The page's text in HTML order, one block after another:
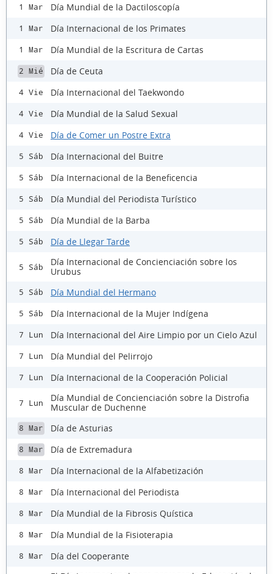
1 Mar Día Mundial de la Dactiloscopía
1 Mar Día Internacional de los Primates
1 Mar Día Mundial de la Escritura de Cartas
2 Mié Día de Ceuta
4 Vie Día Internacional del Taekwondo
4 Vie Día Mundial de la Salud Sexual
4 Vie Día de Comer un Postre Extra
5 Sáb Día Internacional del Buitre
5 Sáb Día Internacional de la Beneficencia
5 Sáb Día Mundial del Periodista Turístico
5 Sáb Día Mundial de la Barba
5 Sáb Día de Llegar Tarde
5 Sáb
Día Internacional de Concienciación sobre los
Urubus
5 Sáb Día Mundial del Hermano
5 Sáb Día Internacional de la Mujer Indígena
7 Lun Día Internacional del Aire Limpio por un Cielo Azul
7 Lun Día Mundial del Pelirrojo
7 Lun Día Internacional de la Cooperación Policial
7 Lun
Día Mundial de Concienciación sobre la Distrofia
Muscular de Duchenne
8 Mar Día de Asturias
8 Mar Día de Extremadura
8 Mar Día Internacional de la Alfabetización
8 Mar Día Internacional del Periodista
8 Mar Día Mundial de la Fibrosis Quística
8 Mar Día Mundial de la Fisioterapia
8 Mar Día del Cooperante